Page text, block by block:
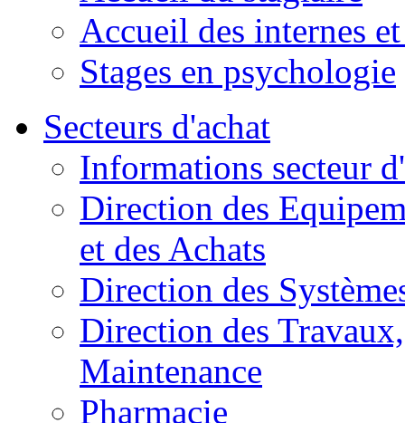
Accueil des internes
Stages en psychologie
Secteurs d'achat
Informations secteur
Direction des
et des Achats
Direction des
Direction des
Maintenance
Pharmacie